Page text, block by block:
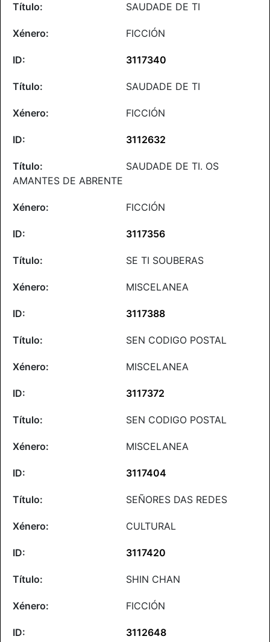
SAUDADE DE TI
FICCIÓN
3117340
SAUDADE DE TI
FICCIÓN
3112632
SAUDADE DE TI. OS
AMANTES DE ABRENTE
FICCIÓN
3117356
SE TI SOUBERAS
MISCELANEA
3117388
SEN CODIGO POSTAL
MISCELANEA
3117372
SEN CODIGO POSTAL
MISCELANEA
3117404
SEÑORES DAS REDES
CULTURAL
3117420
SHIN CHAN
FICCIÓN
3112648